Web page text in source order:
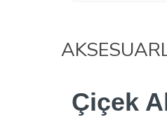
Çiçek